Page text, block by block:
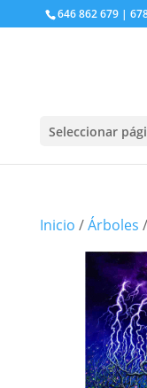
646 862 679 |
Seleccionar
Inicio /Árboles